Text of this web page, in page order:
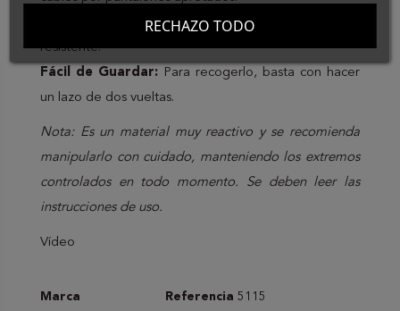
Material Duradero: Fabricado en titanio reactivo y
resistente.
Fácil de Guardar: Para recogerlo, basta con hacer
un lazo de dos vueltas.
Nota: Es un material muy reactivo y se recomienda
manipularlo con cuidado, manteniendo los extremos
controlados en todo momento. Se deben leer las
instrucciones de uso.
Vídeo
Marca Referencia 5115
RECHAZO TODO